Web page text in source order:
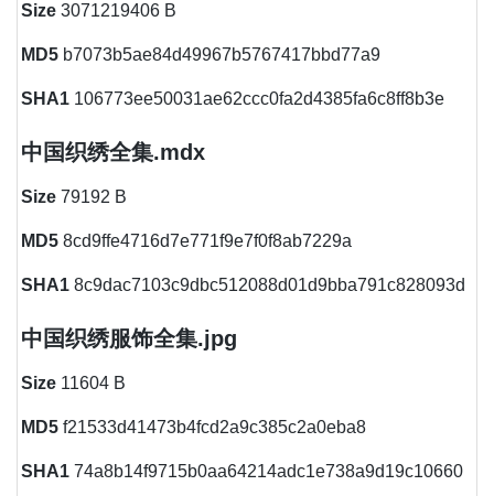
Size 3071219406 B
MD5 b7073b5ae84d49967b5767417bbd77a9
SHA1 106773ee50031ae62ccc0fa2d4385fa6c8ff8b3e
中国织绣全集.mdx
Size 79192 B
MD5 8cd9ffe4716d7e771f9e7f0f8ab7229a
SHA1 8c9dac7103c9dbc512088d01d9bba791c828093d
中国织绣服饰全集.jpg
Size 11604 B
MD5 f21533d41473b4fcd2a9c385c2a0eba8
SHA1 74a8b14f9715b0aa64214adc1e738a9d19c10660